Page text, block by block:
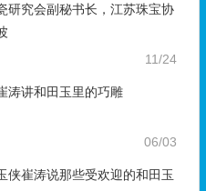
研究会副秘书长，江苏珠宝协
11/24
涛讲和田玉里的巧雕
06/03
侠崔涛说那些受欢迎的和田玉